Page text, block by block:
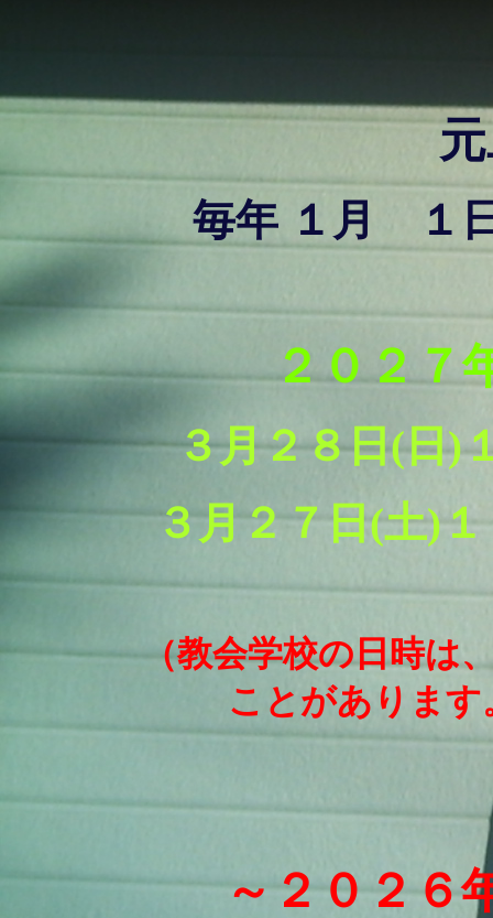
毎年 １月 １
２０２７
３月２８日(日)
３月２７日(土)
（教会学校の日時は
ことがありま
～２０２６